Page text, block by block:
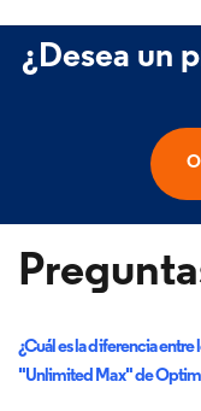
¿Desea un
¿Cuál es la diferencia
"Unlimited Max" de